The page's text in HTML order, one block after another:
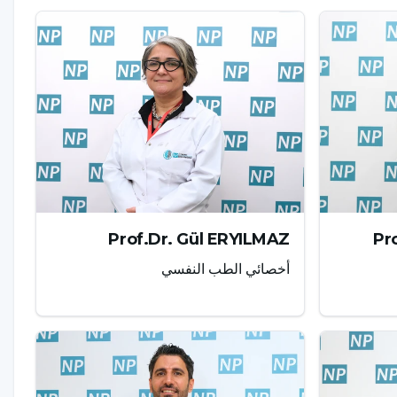
Prof.Dr. Gül ERYILMAZ
أخصائي الطب النفسي